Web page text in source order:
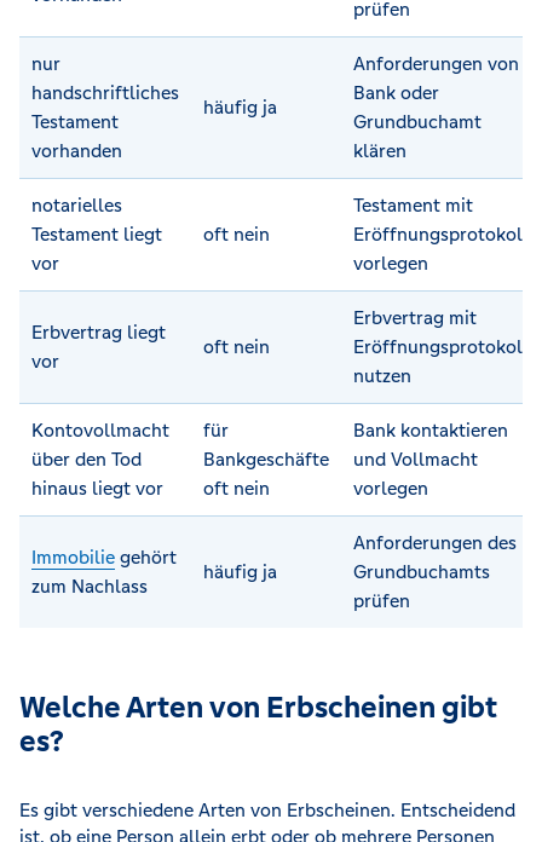
prüfen
nur
handschriftliches
Testament
vorhanden
häufig ja
Anforderungen von
Bank oder
Grundbuchamt
klären
notarielles
Testament liegt
vor
oft nein
Testament mit
Eröffnungsprotokoll
vorlegen
Erbvertrag liegt
vor
oft nein
Erbvertrag mit
Eröffnungsprotokoll
nutzen
Kontovollmacht
über den Tod
hinaus liegt vor
für
Bankgeschäfte
oft nein
Bank kontaktieren
und Vollmacht
vorlegen
Immobilie gehört
zum Nachlass
häufig ja
Anforderungen des
Grundbuchamts
prüfen
Welche Arten von Erbscheinen gibt
es?
Es gibt verschiedene Arten von Erbscheinen. Entscheidend
ist, ob eine Person allein erbt oder ob mehrere Personen